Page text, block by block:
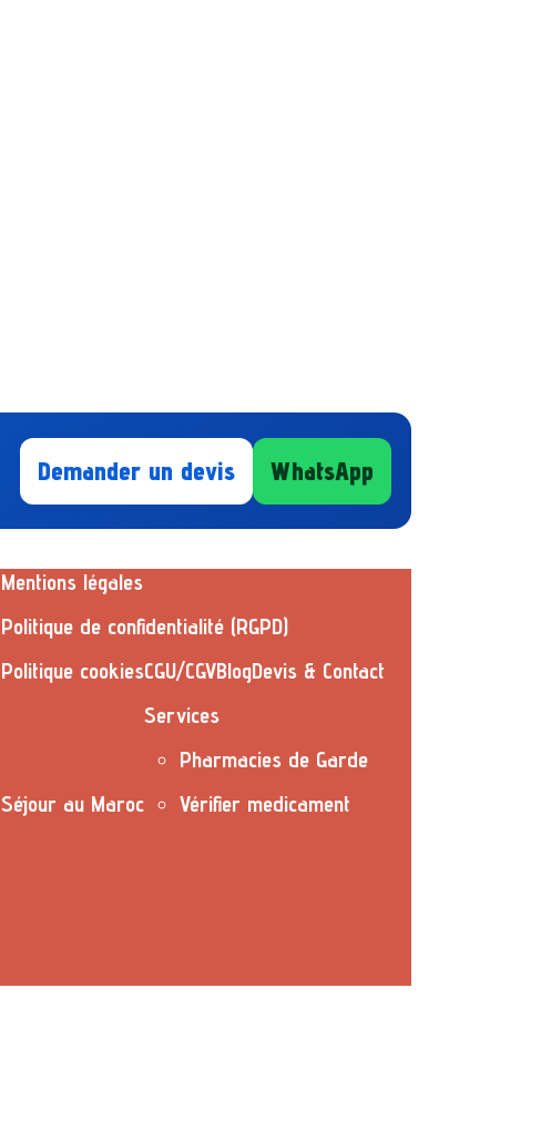
Demander un devis WhatsApp
Mentions légales
Politique de confidentialité (RGPD)
Politique cookiesCGU/CGVBlogDevis & Contact
Séjour au Maroc
Services
Pharmacies de Garde
Vérifier medicament